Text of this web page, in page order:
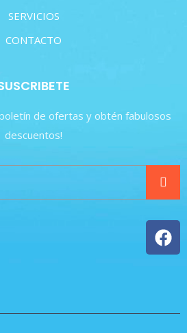
SERVICIOS
CONTACTO
de ofertas y obtén fabulosos
descuentos!